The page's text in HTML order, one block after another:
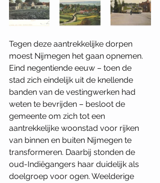
Tegen deze aantrekkelijke dorpen
moest Nijmegen het gaan opnemen.
Eind negentiende eeuw – toen de
stad zich eindelijk uit de knellende
banden van de vestingwerken had
weten te bevrijden – besloot de
gemeente om zich tot een
aantrekkelijke woonstad voor rijken
van binnen en buiten Nijmegen te
transformeren. Daarbij stonden de
oud-Indiëgangers haar duidelijk als
doelgroep voor ogen. Weelderige